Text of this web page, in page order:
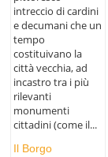
intreccio di cardini
e decumani che un
tempo
costituivano la
città vecchia, ad
incastro tra i più
rilevanti
monumenti
cittadini (come il...
Il Borgo